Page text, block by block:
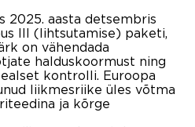
2025. aasta detsembris
III (lihtsutamise) paketi,
on vähendada
halduskoormust ning
kontrolli. Euroopa
liikmesriike üles võtma
ja kõrge